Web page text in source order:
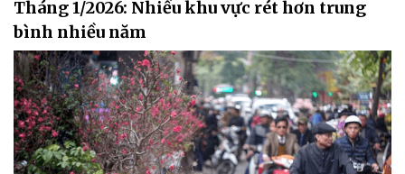
Tháng 1/2026: Nhiều khu vực rét hơn trung
bình nhiều năm